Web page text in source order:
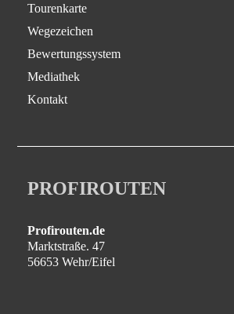
Tourenkarte
Wegezeichen
Bewertungssystem
Mediathek
Kontakt
PROFIROUTEN
Profirouten.de
Marktstraße. 47
56653 Wehr/Eifel